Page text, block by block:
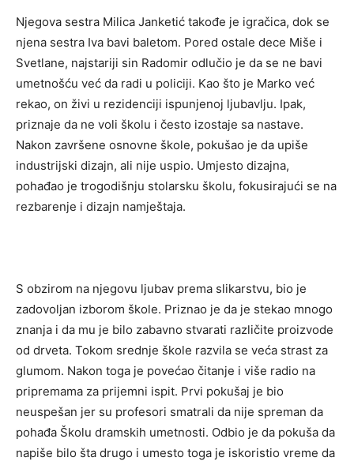
Njegova sestra Milica Janketić takođe je igračica, dok se
njena sestra Iva bavi baletom. Pored ostale dece Miše i
Svetlane, najstariji sin Radomir odlučio je da se ne bavi
umetnošću već da radi u policiji. Kao što je Marko već
rekao, on živi u rezidenciji ispunjenoj ljubavlju. Ipak,
priznaje da ne voli školu i često izostaje sa nastave.
Nakon završene osnovne škole, pokušao je da upiše
industrijski dizajn, ali nije uspio. Umjesto dizajna,
pohađao je trogodišnju stolarsku školu, fokusirajući se na
rezbarenje i dizajn namještaja.
S obzirom na njegovu ljubav prema slikarstvu, bio je
zadovoljan izborom škole. Priznao je da je stekao mnogo
znanja i da mu je bilo zabavno stvarati različite proizvode
od drveta. Tokom srednje škole razvila se veća strast za
glumom. Nakon toga je povećao čitanje i više radio na
pripremama za prijemni ispit. Prvi pokušaj je bio
neuspešan jer su profesori smatrali da nije spreman da
pohađa Školu dramskih umetnosti. Odbio je da pokuša da
napiše bilo šta drugo i umesto toga je iskoristio vreme da